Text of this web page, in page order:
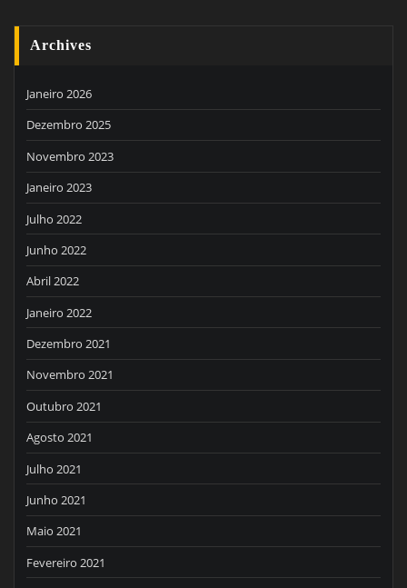
Archives
Janeiro 2026
Dezembro 2025
Novembro 2023
Janeiro 2023
Julho 2022
Junho 2022
Abril 2022
Janeiro 2022
Dezembro 2021
Novembro 2021
Outubro 2021
Agosto 2021
Julho 2021
Junho 2021
Maio 2021
Fevereiro 2021